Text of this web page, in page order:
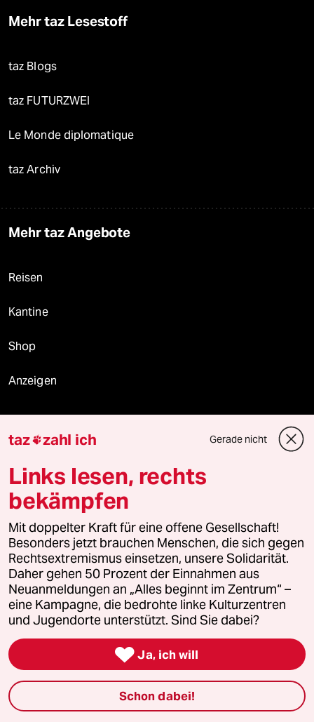
Mehr taz Lesestoff
taz Blogs
taz FUTURZWEI
Le Monde diplomatique
taz Archiv
Mehr taz Angebote
Reisen
Kantine
Shop
Anzeigen
Fragen & Hilfe
Feedback
Aboservice
ePaper Login
Downloads für Abonnierende
© 2026 taz Verlags und Vertriebs GmbH
Alle Rechte vorbehalten. Bei rechtlichen Fragen oder für Genehmigungen
taz zahl ich Gerade nicht
Links lesen, rechts
bekämpfen
Mit doppelter Kraft für eine offene Gesellschaft!
Besonders jetzt brauchen Menschen, die sich gegen
Rechtsextremismus einsetzen, unsere Solidarität.
Daher gehen 50 Prozent der Einnahmen aus
Neuanmeldungen an „Alles beginnt im Zentrum“ –
eine Kampagne, die bedrohte linke Kulturzentren
und Jugendorte unterstützt. Sind Sie dabei?
 Ja, ich will
Schon dabei!